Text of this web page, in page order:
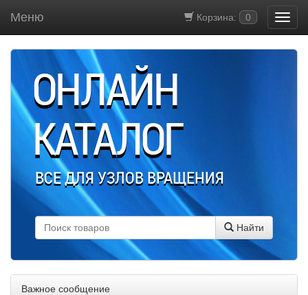
Корзина: 0
Меню
ОНЛАЙН
КАТАЛОГ
ВСЕ ДЛЯ УЗЛОВ ВРАЩЕНИЯ
Найти
Важное сообщение